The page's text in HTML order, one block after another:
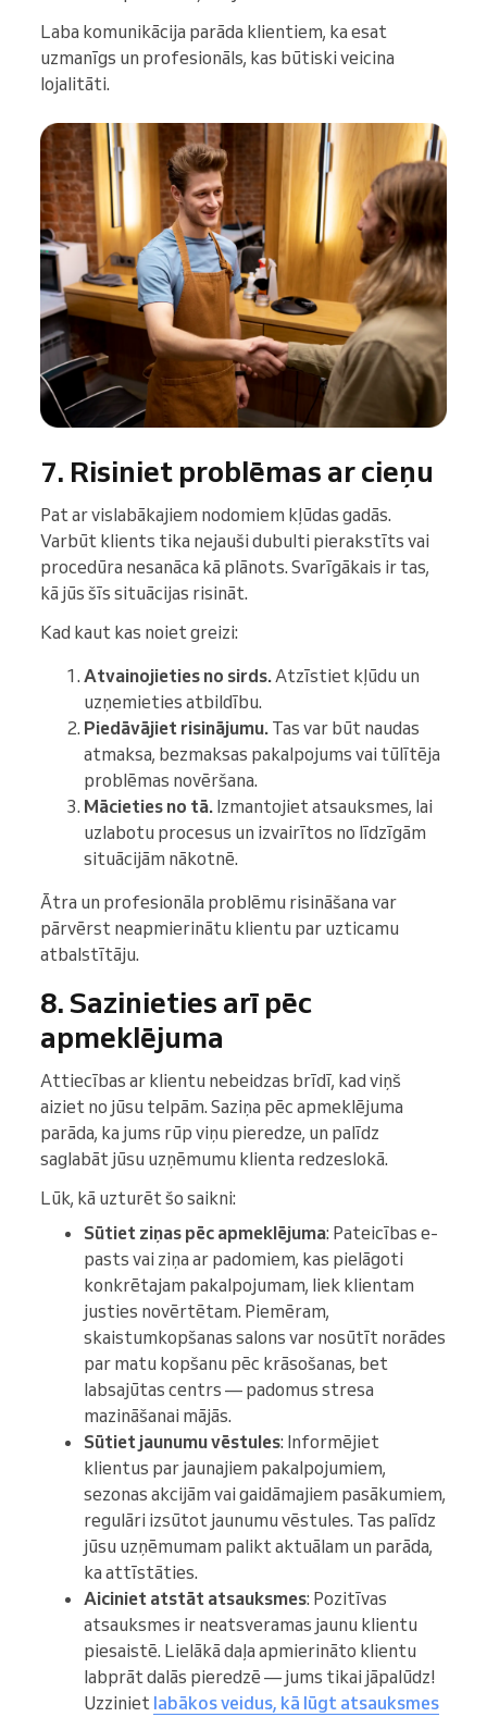
Laba komunikācija parāda klientiem, ka esat
uzmanīgs un profesionāls, kas būtiski veicina
lojalitāti.
7. Risiniet problēmas ar cieņu
Pat ar vislabākajiem nodomiem kļūdas gadās.
Varbūt klients tika nejauši dubulti pierakstīts vai
procedūra nesanāca kā plānots. Svarīgākais ir tas,
kā jūs šīs situācijas risināt.
Kad kaut kas noiet greizi:
Atvainojieties no sirds.Atzīstiet kļūdu un
uzņemieties atbildību.
Piedāvājiet risinājumu. Tas var būt naudas
atmaksa, bezmaksas pakalpojums vai tūlītēja
problēmas novēršana.
Mācieties no tā. Izmantojiet atsauksmes, lai
uzlabotu procesus un izvairītos no līdzīgām
situācijām nākotnē.
Ātra un profesionāla problēmu risināšana var
pārvērst neapmierinātu klientu par uzticamu
atbalstītāju.
8. Sazinieties arī pēc
apmeklējuma
Attiecības ar klientu nebeidzas brīdī, kad viņš
aiziet no jūsu telpām. Saziņa pēc apmeklējuma
parāda, ka jums rūp viņu pieredze, un palīdz
saglabāt jūsu uzņēmumu klienta redzeslokā.
Lūk, kā uzturēt šo saikni:
Sūtiet ziņas pēc apmeklējuma: Pateicības e-
pasts vai ziņa ar padomiem, kas pielāgoti
konkrētajam pakalpojumam, liek klientam
justies novērtētam. Piemēram,
skaistumkopšanas salons var nosūtīt norādes
par matu kopšanu pēc krāsošanas, bet
labsajūtas centrs — padomus stresa
mazināšanai mājās.
Sūtiet jaunumu vēstules: Informējiet
klientus par jaunajiem pakalpojumiem,
sezonas akcijām vai gaidāmajiem pasākumiem,
regulāri izsūtot jaunumu vēstules. Tas palīdz
jūsu uzņēmumam palikt aktuālam un parāda,
ka attīstāties.
Aiciniet atstāt atsauksmes: Pozitīvas
atsauksmes ir neatsveramas jaunu klientu
piesaistē. Lielākā daļa apmierināto klientu
labprāt dalās pieredzē — jums tikai jāpalūdz!
Uzziniet labākos veidus, kā lūgt atsauksmes